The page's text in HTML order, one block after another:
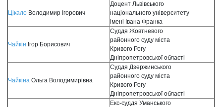
Цікало Володимир Ігорович
Доцент Львівського
національного університету
імені Івана Франка
Чайкін Ігор Борисович
Суддя Жовтневого
районного суду міста
Кривого Рогу
Дніпропетровської області
Чайкіна Ольга Володимирівна
Суддя Дзержинського
районного суду міста
Кривого Рогу
Дніпропетровської області
Екс-суддя Уманського